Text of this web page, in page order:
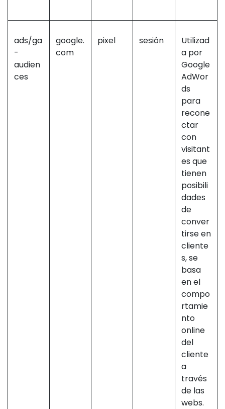
ads/ga
-
audien
ces
google.
com
pixel sesión
Utilizad
a por
Google
AdWor
ds
para
recone
ctar
con
visitant
es que
tienen
posibili
dades
de
conver
tirse en
cliente
s, se
basa
en el
compo
rtamie
nto
online
del
cliente
a
través
de las
webs.